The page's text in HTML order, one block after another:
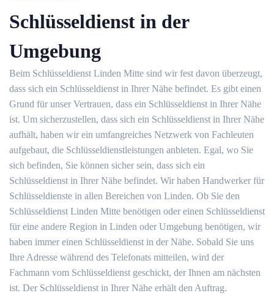
Schlüsseldienst in der
Umgebung
Beim Schlüsseldienst Linden Mitte sind wir fest davon überzeugt,
dass sich ein Schlüsseldienst in Ihrer Nähe befindet. Es gibt einen
Grund für unser Vertrauen, dass ein Schlüsseldienst in Ihrer Nähe
ist. Um sicherzustellen, dass sich ein Schlüsseldienst in Ihrer Nähe
aufhält, haben wir ein umfangreiches Netzwerk von Fachleuten
aufgebaut, die Schlüsseldienstleistungen anbieten. Egal, wo Sie
sich befinden, Sie können sicher sein, dass sich ein
Schlüsseldienst in Ihrer Nähe befindet. Wir haben Handwerker für
Schlüsseldienste in allen Bereichen von Linden. Ob Sie den
Schlüsseldienst Linden Mitte benötigen oder einen Schlüsseldienst
für eine andere Region in Linden oder Umgebung benötigen, wir
haben immer einen Schlüsseldienst in der Nähe. Sobald Sie uns
Ihre Adresse während des Telefonats mitteilen, wird der
Fachmann vom Schlüsseldienst geschickt, der Ihnen am nächsten
ist. Der Schlüsseldienst in Ihrer Nähe erhält den Auftrag.